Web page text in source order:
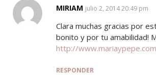
MIRIAM SAYS:
julio 2, 2014 20:49 pm
Clara muchas gracias por
bonito y por tu amabilidad!
http://
RESPONDER